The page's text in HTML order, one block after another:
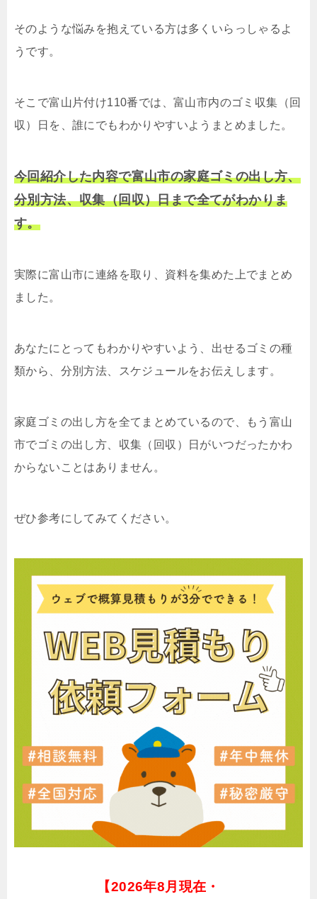
そのような悩みを抱えている方は多くいらっしゃるよ
うです。
そこで富山片付け110番では、富山市内のゴミ収集（回
収）日を、誰にでもわかりやすいようまとめました。
今回紹介した内容で富山市の家庭ゴミの出し方、
分別方法、収集（回収）日まで全てがわかりま
す。
実際に富山市に連絡を取り、資料を集めた上でまとめ
ました。
あなたにとってもわかりやすいよう、出せるゴミの種
類から、分別方法、スケジュールをお伝えします。
家庭ゴミの出し方を全てまとめているので、もう富山
市でゴミの出し方、収集（回収）日がいつだったかわ
からないことはありません。
ぜひ参考にしてみてください。
【2026年8月現在・